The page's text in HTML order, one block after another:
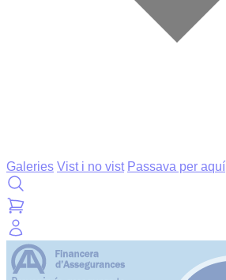
Galeries Vist i no vist Passava per aquí